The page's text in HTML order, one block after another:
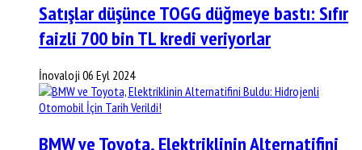
Satışlar düşünce TOGG düğmeye bastı: Sıfır
faizli 700 bin TL kredi veriyorlar
İnovaloji 06 Eyl 2024
BMW ve Toyota, Elektriklinin Alternatifini